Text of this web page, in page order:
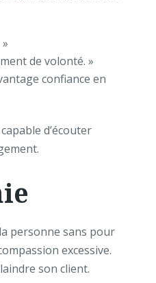
de volonté. »
confiance en
d’écouter
personne sans pour
excessive.
son client.